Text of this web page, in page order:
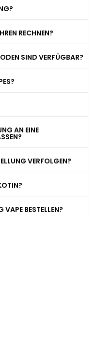
RECHNEN?
SIND VERFÜGBAR?
AN EINE
VERFOLGEN?
VAPE BESTELLEN?